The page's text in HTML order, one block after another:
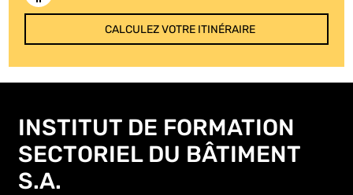
CALCULEZ VOTRE ITINÉRAIRE
INSTITUT DE FORMATION
SECTORIEL DU BÂTIMENT
S.A.